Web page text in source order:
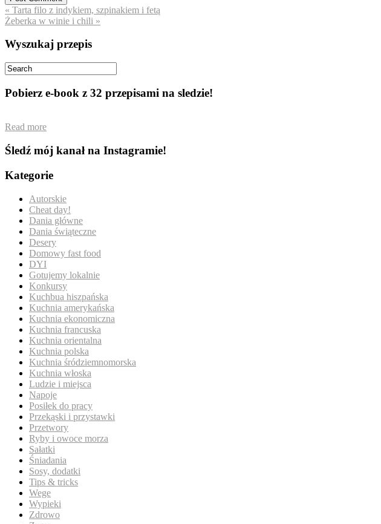
« Tarta filo z indykiem, szpinakiem i fetą
Żeberka w winie i chili »
Wyszukaj przepis
Pobierz e-book z 32 przepisami na sledzie!
Read more
Śledź mój kanał na Instagramie!
Kategorie
Autorskie
Cheat day!
Dania główne
Dania świąteczne
Desery
Domowy fast food
DYI
Gotujemy lokalnie
Konkursy
Kuchbua hiszpańska
Kuchnia amerykańska
Kuchnia ekonomiczna
Kuchnia francuska
Kuchnia orientalna
Kuchnia polska
Kuchnia śródziemnomorska
Kuchnia włoska
Ludzie i miejsca
Napoje
Posiłek do pracy
Przekąski i przystawki
Przetwory
Ryby i owoce morza
Sałatki
Śniadania
Sosy, dodatki
Tips & tricks
Wege
Wypieki
Zdrowo